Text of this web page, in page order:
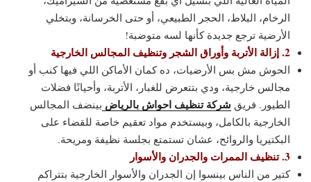
الرخام، البلاط، الحجر الطبيعي، أو حتى الخرسانة، وبتخلي
الأرضية ترجع جديدة كأنها لسه متوضبة!
2. إزالة الأتربة وأوراق الشجر وتنظيف المجالس الخارجية
الحوش مش بس الأرضيات، ده كمان الأماكن اللي فيها كنب أو
مجالس خارجية، ودي بتتعرض للغبار، الأتربة، وأحيانًا فضلات
الطيور. فريق شركة تنظيف احواش بالرياض بينضف المجالس
الخارجية بالكامل، وبيستخدم مواد تعقيم خاصة للقضاء على
البكتيريا والروائح، عشان تستمتع بجلسة نظيفة ومريحة.
3. تنظيف الممرات والجدران والأسوار
كتير من الناس بينسوا إن الجدران والأسوار الخارجية بتتراكم